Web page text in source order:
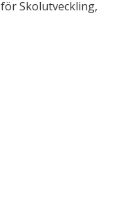
Skolutveckling,